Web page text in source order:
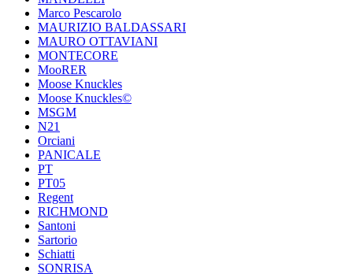
Marco Pescarolo
MAURIZIO BALDASSARI
MAURO OTTAVIANI
MONTECORE
MooRER
Moose Knuckles
Moose Knuckles©️
MSGM
N21
Orciani
PANICALE
PT
PT05
Regent
RICHMOND
Santoni
Sartorio
Schiatti
SONRISA